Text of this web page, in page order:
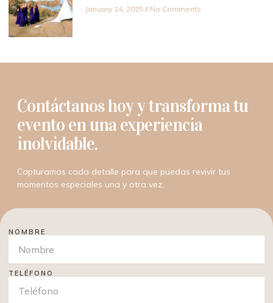
January 14, 2025 No Comments
Contáctanos hoy y transforma tu
evento en una experiencia
inolvidable.
Capturamos cada detalle para que puedas revivir tus
momentos especiales una y otra vez.
NOMBRE
TELÉFONO